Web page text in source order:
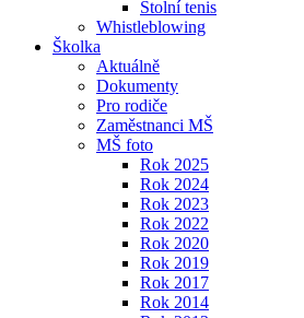
Stolní tenis
Whistleblowing
Školka
Aktuálně
Dokumenty
Pro rodiče
Zaměstnanci MŠ
MŠ foto
Rok 2025
Rok 2024
Rok 2023
Rok 2022
Rok 2020
Rok 2019
Rok 2017
Rok 2014